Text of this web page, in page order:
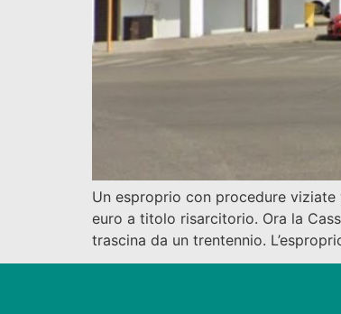
Un esproprio con procedure
euro a titolo risarcitorio. Ora la
trascina da un trentennio.